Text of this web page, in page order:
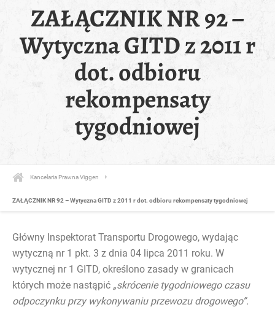
ZAŁĄCZNIK NR 92 –
Wytyczna GITD z 2011 r
dot. odbioru
rekompensaty
tygodniowej
Kancelaria Prawna Viggen
ZAŁĄCZNIK NR 92 – Wytyczna GITD z 2011 r dot. odbioru rekompensaty tygodniowej
Główny Inspektorat Transportu Drogowego, wydając
wytyczną nr 1 pkt. 3 z dnia 04 lipca 2011 roku. W
wytycznej nr 1 GITD, określono zasady w granicach
których może nastąpić „skrócenie tygodniowego czasu
odpoczynku przy wykonywaniu przewozu drogowego”.